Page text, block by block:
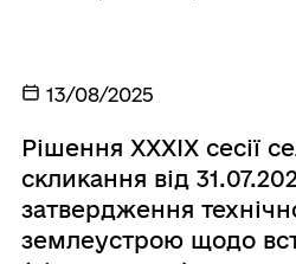
13/08/2025
Рішення ХХХІХ сесії
скликання від
затвердження
землеустрою щодо